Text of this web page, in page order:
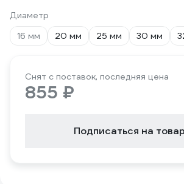
Диаметр
16 мм
20 мм 25 мм 30 мм
Снят с поставок, последняя цена
855 ₽
Подписаться на товар